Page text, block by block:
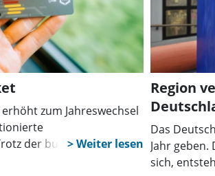
zum Jahreswechsel
der bundesweiten
Region
Das
Jahr
sich,